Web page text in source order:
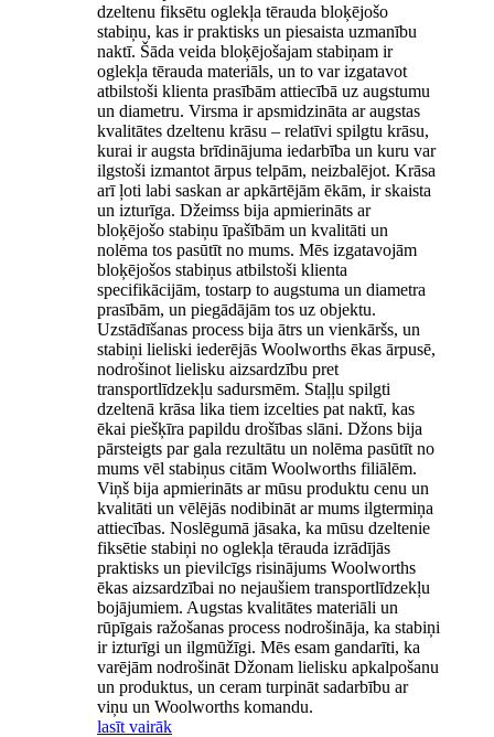
dzeltenu fiksētu oglekļa tērauda bloķējošo
stabiņu, kas ir praktisks un piesaista uzmanību
naktī. Šāda veida bloķējošajam stabiņam ir
oglekļa tērauda materiāls, un to var izgatavot
atbilstoši klienta prasībām attiecībā uz augstumu
un diametru. Virsma ir apsmidzināta ar augstas
kvalitātes dzeltenu krāsu – relatīvi spilgtu krāsu,
kurai ir augsta brīdinājuma iedarbība un kuru var
ilgstoši izmantot ārpus telpām, neizbalējot. Krāsa
arī ļoti labi saskan ar apkārtējām ēkām, ir skaista
un izturīga. Džeimss bija apmierināts ar
bloķējošo stabiņu īpašībām un kvalitāti un
nolēma tos pasūtīt no mums. Mēs izgatavojām
bloķējošos stabiņus atbilstoši klienta
specifikācijām, tostarp to augstuma un diametra
prasībām, un piegādājām tos uz objektu.
Uzstādīšanas process bija ātrs un vienkāršs, un
stabiņi lieliski iederējās Woolworths ēkas ārpusē,
nodrošinot lielisku aizsardzību pret
transportlīdzekļu sadursmēm. Staļļu spilgti
dzeltenā krāsa lika tiem izcelties pat naktī, kas
ēkai piešķīra papildu drošības slāni. Džons bija
pārsteigts par gala rezultātu un nolēma pasūtīt no
mums vēl stabiņus citām Woolworths filiālēm.
Viņš bija apmierināts ar mūsu produktu cenu un
kvalitāti un vēlējās nodibināt ar mums ilgtermiņa
attiecības. Noslēgumā jāsaka, ka mūsu dzeltenie
fiksētie stabiņi no oglekļa tērauda izrādījās
praktisks un pievilcīgs risinājums Woolworths
ēkas aizsardzībai no nejaušiem transportlīdzekļu
bojājumiem. Augstas kvalitātes materiāli un
rūpīgais ražošanas process nodrošināja, ka stabiņi
ir izturīgi un ilgmūžīgi. Mēs esam gandarīti, ka
varējām nodrošināt Džonam lielisku apkalpošanu
un produktus, un ceram turpināt sadarbību ar
viņu un Woolworths komandu.
lasīt vairāk